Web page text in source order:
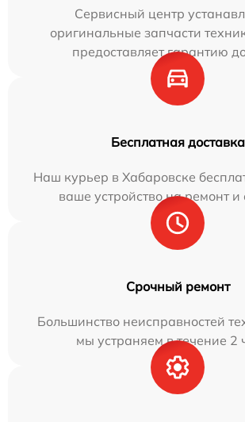
Сервисный центр
оригинальные запчасти
предоставляет гарантию
Бесплатная доставка
Наш курьер в Хабаровске
ваше устройство на ремонт и
Срочный ремонт
Большинство неисправностей
мы устраняем в течение 2